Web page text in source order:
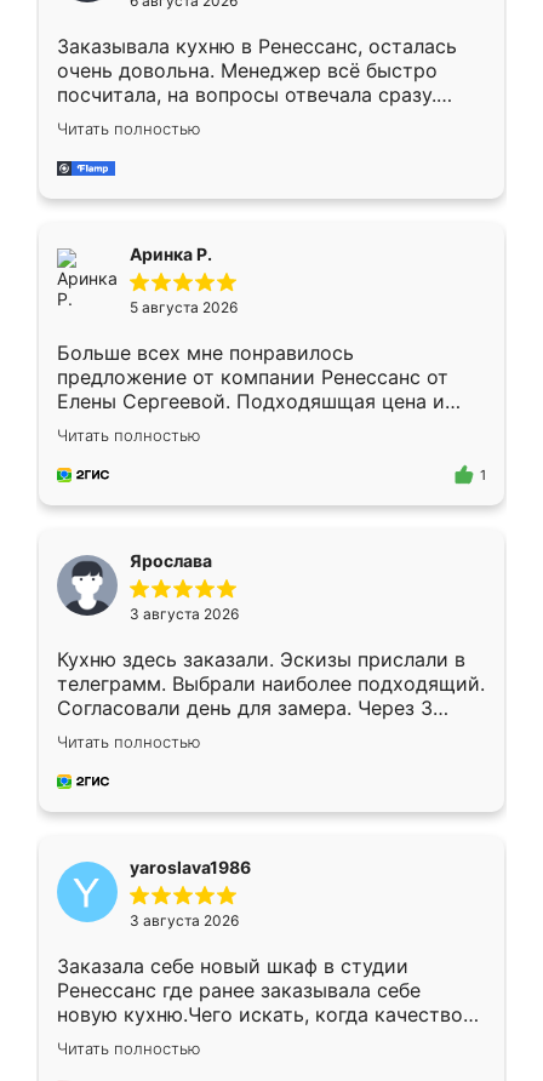
мебели буду заказывать только здесь.
Заказывала кухню в Ренессанс, осталась
очень довольна. Менеджер всё быстро
посчитала, на вопросы отвечала сразу.
Замерщик приехал в субботу, подошёл к
делу со всей ответственностью. Собрали
за день, ребята работали аккуратно, даже
Читать полностью
Аринка Р.
5 августа 2026
Больше всех мне понравилось
предложение от компании Ренессанс от
Елены Сергеевой. Подходяшщая цена и
короткие сроки изготовления. Приехавший
для замера сотрудник Владислав
предложил по моему эскизу самый
Читать полностью
1
Ярослава
3 августа 2026
Кухню здесь заказали. Эскизы прислали в
телеграмм. Выбрали наиболее подходящий.
Согласовали день для замера. Через 3
недели кухня была уже готова. Остались
довольны работой. Спасибо Ренессанс
мебель за качественную работу!
Читать полностью
yaroslava1986
3 августа 2026
Заказала себе новый шкаф в студии
Ренессанс где ранее заказывала себе
новую кухню.Чего искать, когда качеством
вполне довольна. Служит кухня уже почти
два года, нареканий нет.
Читать полностью